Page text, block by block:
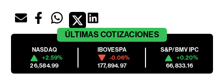
ÚLTIMAS COTIZACIONES
NASDAQ
+2.59%
26,584.99
IBOVESPA
-0.06%
177,894.97
S&P/BMV IPC
+0.20%
66,833.16